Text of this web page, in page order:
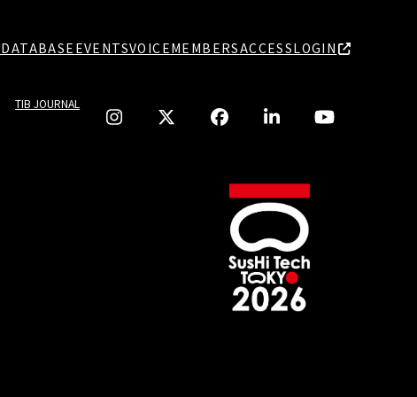
DATABASE EVENTSVOICEMEMBERSACCESSLOGIN
TIB JOURNAL